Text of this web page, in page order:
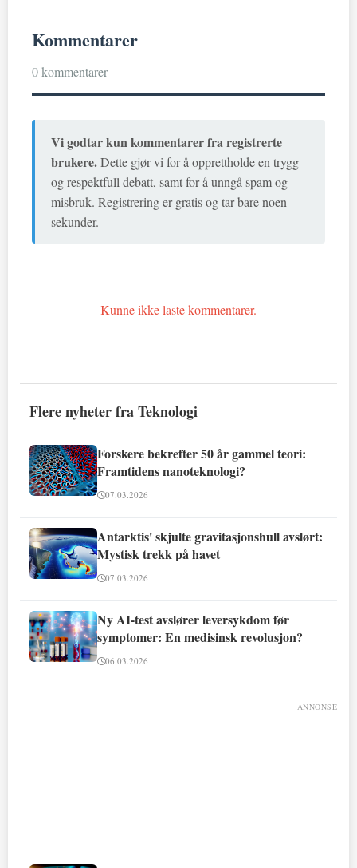
Kommentarer
0 kommentarer
Vi godtar kun kommentarer fra registrerte
brukere.Dette gjør vi for å opprettholde en trygg
og respektfull debatt, samt for å unngå spam og
misbruk. Registrering er gratis og tar bare noen
sekunder.
Kunne ikke laste kommentarer.
Flere nyheter fra Teknologi
Forskere bekrefter 50 år gammel teori:
Framtidens nanoteknologi?
07.03.2026
Antarktis' skjulte gravitasjonshull avslørt:
Mystisk trekk på havet
07.03.2026
Ny AI-test avslører leversykdom før
symptomer: En medisinsk revolusjon?
06.03.2026
ANNONSE